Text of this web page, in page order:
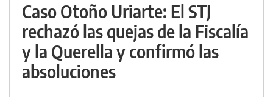
Caso Otoño Uriarte: El STJ
rechazó las quejas de la Fiscalía
y la Querella y confirmó las
absoluciones